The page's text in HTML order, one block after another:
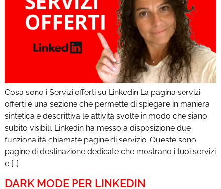
Cosa sono i Servizi offerti su Linkedin La pagina servizi
offerti è una sezione che permette di spiegare in maniera
sintetica e descrittiva le attività svolte in modo che siano
subito visibili. Linkedin ha messo a disposizione due
funzionalità chiamate pagine di servizio. Queste sono
pagine di destinazione dedicate che mostrano i tuoi servizi
e […]
DARK MODE PER LINKEDIN